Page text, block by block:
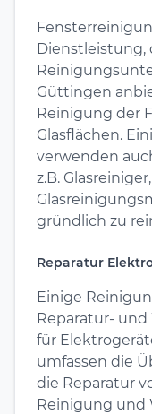
Dienstleistung,
Güttingen
Reinigung der
Glasflächen.
verwenden
z.B.
gründlich zu
Reparatur
Einige
Reparatur-
für
umfassen die
die Reparatur
Reinigung und